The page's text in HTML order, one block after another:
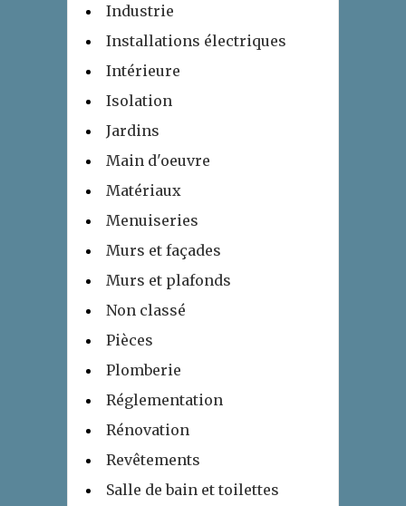
Industrie
Installations électriques
Intérieure
Isolation
Jardins
Main d'oeuvre
Matériaux
Menuiseries
Murs et façades
Murs et plafonds
Non classé
Pièces
Plomberie
Réglementation
Rénovation
Revêtements
Salle de bain et toilettes